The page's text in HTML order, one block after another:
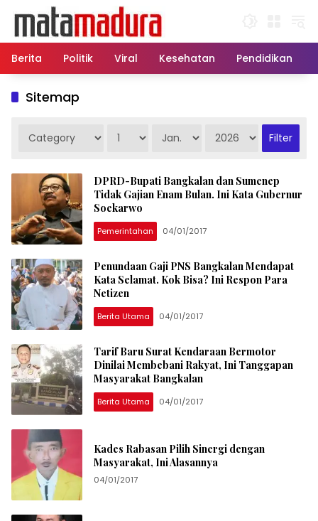
konten
Berita
Politik Viral Kesehatan Pendidikan
Sitemap
DPRD-Bupati Bangkalan dan Sumenep
Tidak Gajian Enam Bulan. Ini Kata Gubernur
Soekarwo
Pemerintahan 04/01/2017
Penundaan Gaji PNS Bangkalan Mendapat
Kata Selamat. Kok Bisa? Ini Respon Para
Netizen
Berita Utama 04/01/2017
Tarif Baru Surat Kendaraan Bermotor
Dinilai Membebani Rakyat, Ini Tanggapan
Masyarakat Bangkalan
Berita Utama 04/01/2017
Kades Rabasan Pilih Sinergi dengan
Masyarakat, Ini Alasannya
04/01/2017